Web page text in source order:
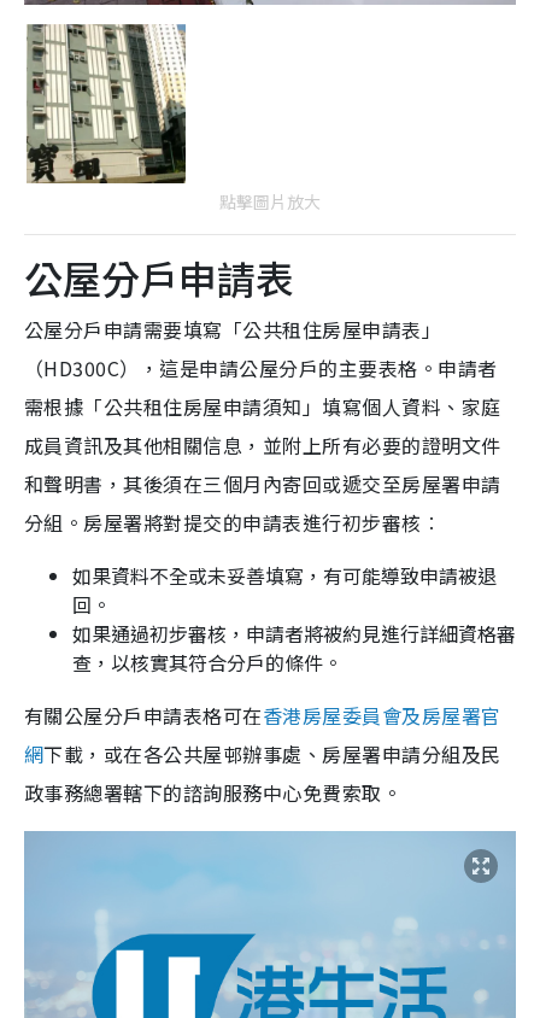
點擊圖片放大
公屋分戶申請表
公屋分戶申請需要填寫「公共租住房屋申請表」
（HD300C），這是申請公屋分戶的主要表格。申請者
需根據「公共租住房屋申請須知」填寫個人資料、家庭
成員資訊及其他相關信息，並附上所有必要的證明文件
和聲明書，其後須在三個月內寄回或遞交至房屋署申請
分組。房屋署將對提交的申請表進行初步審核︰
如果資料不全或未妥善填寫，有可能導致申請被退
回。
如果通過初步審核，申請者將被約見進行詳細資格審
查，以核實其符合分戶的條件。
有關公屋分戶申請表格可在香港房屋委員會及房屋署官
網下載，或在各公共屋邨辦事處、房屋署申請分組及民
政事務總署轄下的諮詢服務中心免費索取。